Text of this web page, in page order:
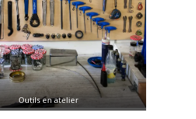
Outils en atelier